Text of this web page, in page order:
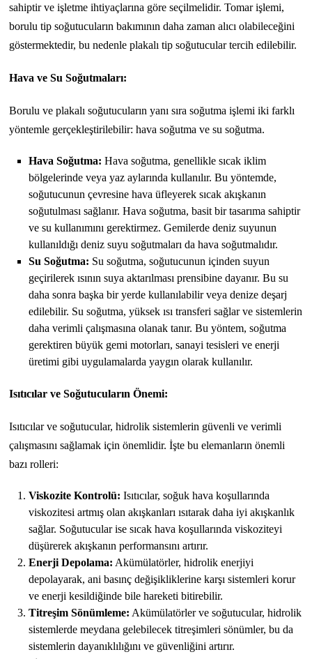
sahiptir ve işletme ihtiyaçlarına göre seçilmelidir. Tomar işlemi,
borulu tip soğutucuların bakımının daha zaman alıcı olabileceğini
göstermektedir, bu nedenle plakalı tip soğutucular tercih edilebilir.
Hava ve Su Soğutmaları:
Borulu ve plakalı soğutucuların yanı sıra soğutma işlemi iki farklı
yöntemle gerçekleştirilebilir: hava soğutma ve su soğutma.
Hava Soğutma: Hava soğutma, genellikle sıcak iklim
bölgelerinde veya yaz aylarında kullanılır. Bu yöntemde,
soğutucunun çevresine hava üfleyerek sıcak akışkanın
soğutulması sağlanır. Hava soğutma, basit bir tasarıma sahiptir
ve su kullanımını gerektirmez. Gemilerde deniz suyunun
kullanıldığı deniz suyu soğutmaları da hava soğutmalıdır.
Su Soğutma: Su soğutma, soğutucunun içinden suyun
geçirilerek ısının suya aktarılması prensibine dayanır. Bu su
daha sonra başka bir yerde kullanılabilir veya denize deşarj
edilebilir. Su soğutma, yüksek ısı transferi sağlar ve sistemlerin
daha verimli çalışmasına olanak tanır. Bu yöntem, soğutma
gerektiren büyük gemi motorları, sanayi tesisleri ve enerji
üretimi gibi uygulamalarda yaygın olarak kullanılır.
Isıtıcılar ve Soğutucuların Önemi:
Isıtıcılar ve soğutucular, hidrolik sistemlerin güvenli ve verimli
çalışmasını sağlamak için önemlidir. İşte bu elemanların önemli
bazı rolleri:
Viskozite Kontrolü: Isıtıcılar, soğuk hava koşullarında
viskozitesi artmış olan akışkanları ısıtarak daha iyi akışkanlık
sağlar. Soğutucular ise sıcak hava koşullarında viskoziteyi
düşürerek akışkanın performansını artırır.
Enerji Depolama: Akümülatörler, hidrolik enerjiyi
depolayarak, ani basınç değişikliklerine karşı sistemleri korur
ve enerji kesildiğinde bile hareketi bitirebilir.
Titreşim Sönümleme: Akümülatörler ve soğutucular, hidrolik
sistemlerde meydana gelebilecek titreşimleri sönümler, bu da
sistemlerin dayanıklılığını ve güvenliğini artırır.